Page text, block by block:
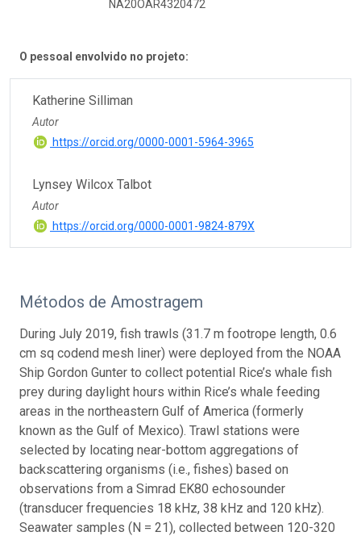
NA20OAR4320472
O pessoal envolvido no projeto:
Katherine Silliman
Autor
https://orcid.org/0000-0001-5964-3965
Lynsey Wilcox Talbot
Autor
https://orcid.org/0000-0001-9824-879X
Métodos de Amostragem
During July 2019, fish trawls (31.7 m footrope length, 0.6
cm sq codend mesh liner) were deployed from the NOAA
Ship Gordon Gunter to collect potential Rice’s whale fish
prey during daylight hours within Rice’s whale feeding
areas in the northeastern Gulf of America (formerly
known as the Gulf of Mexico). Trawl stations were
selected by locating near-bottom aggregations of
backscattering organisms (i.e., fishes) based on
observations from a Simrad EK80 echosounder
(transducer frequencies 18 kHz, 38 kHz and 120 kHz).
Seawater samples (N = 21), collected between 120-320